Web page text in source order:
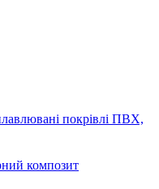
покрівлі ПВХ,
композит